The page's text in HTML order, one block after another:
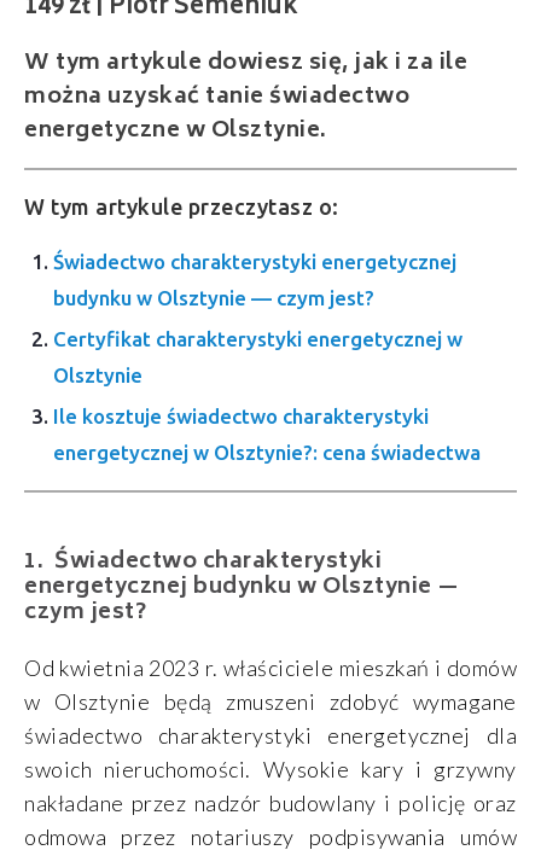
W tym artykule dowiesz się, jak i za ile
można uzyskać tanie świadectwo
energetyczne w Olsztynie.
W tym artykule przeczytasz o:
Świadectwo charakterystyki energetycznej
budynku w Olsztynie — czym jest?
Certyfikat charakterystyki energetycznej w
Olsztynie
Ile kosztuje świadectwo charakterystyki
energetycznej w Olsztynie?: cena świadectwa
Świadectwo charakterystyki
energetycznej budynku w Olsztynie —
czym jest?
Od kwietnia 2023 r. właściciele mieszkań i domów
w Olsztynie będą zmuszeni zdobyć wymagane
świadectwo charakterystyki energetycznej dla
swoich nieruchomości. Wysokie kary i grzywny
nakładane przez nadzór budowlany i policję oraz
odmowa przez notariuszy podpisywania umów